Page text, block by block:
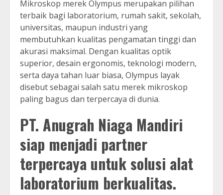
Mikroskop merek Olympus merupakan pilihan
terbaik bagi laboratorium, rumah sakit, sekolah,
universitas, maupun industri yang
membutuhkan kualitas pengamatan tinggi dan
akurasi maksimal. Dengan kualitas optik
superior, desain ergonomis, teknologi modern,
serta daya tahan luar biasa, Olympus layak
disebut sebagai salah satu merek mikroskop
paling bagus dan terpercaya di dunia.
PT. Anugrah Niaga Mandiri
siap menjadi partner
terpercaya untuk solusi alat
laboratorium berkualitas.